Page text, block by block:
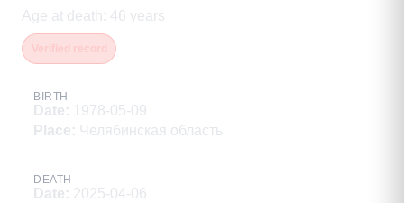
Age at death : 46 years
BIRTH
Date: 1978-05-09
Place: Челябинская область
DEATH
Date: 2025-04-06